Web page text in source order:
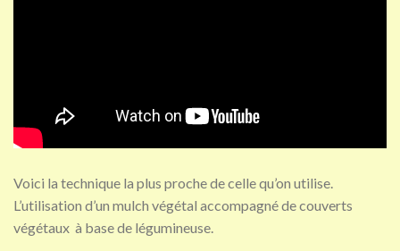
Voici la technique la plus proche de celle qu’on utilise.
L’utilisation d’un mulch végétal accompagné de couverts
végétaux à base de légumineuse.